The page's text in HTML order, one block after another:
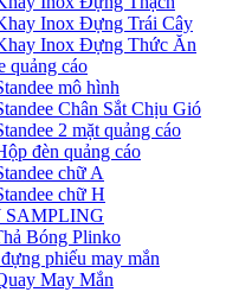
Inox Đựng Trái Cây
Inox Đựng Thức Ăn
quảng cáo
mô hình
Chân Sắt Chịu Gió
2 mặt quảng cáo
đèn quảng cáo
chữ A
chữ H
Bóng Plinko
phiếu may mắn
May Mắn